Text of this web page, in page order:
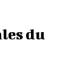
du